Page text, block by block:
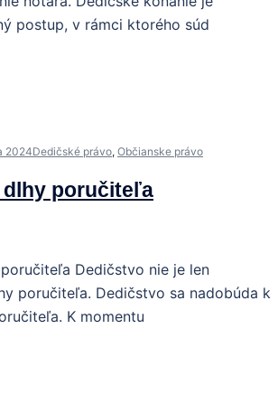
postup, v rámci ktorého súd
2024Dedičské právo, Občianske právo
poručiteľa
Dedičstvo nie je len
poručiteľa. Dedičstvo sa nadobúda k
K momentu